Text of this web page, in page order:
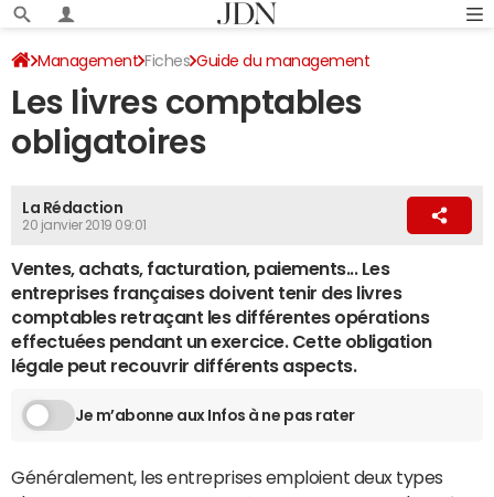
Management Fiches Guide du management
Gestion d’entreprise
Les livres comptables
obligatoires
La Rédaction
20 janvier 2019 09:01
Ventes, achats, facturation, paiements... Les
entreprises françaises doivent tenir des livres
comptables retraçant les différentes opérations
effectuées pendant un exercice. Cette obligation
légale peut recouvrir différents aspects.
Je m’abonne aux Infos à ne pas rater
Généralement, les entreprises emploient deux types